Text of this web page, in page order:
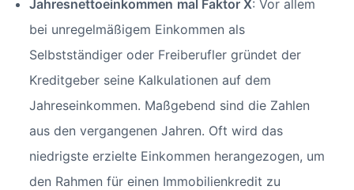
Jahresnettoeinkommen mal Faktor X: Vor allem
bei unregelmäßigem Einkommen als
Selbstständiger oder Freiberufler gründet der
Kreditgeber seine Kalkulationen auf dem
Jahreseinkommen. Maßgebend sind die Zahlen
aus den vergangenen Jahren. Oft wird das
niedrigste erzielte Einkommen herangezogen, um
den Rahmen für einen Immobilienkredit zu